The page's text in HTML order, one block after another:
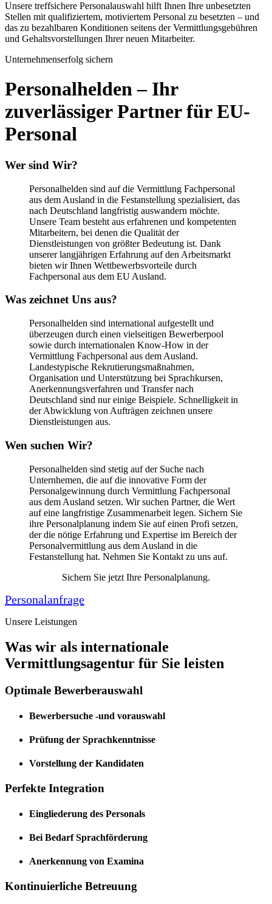
Unsere treffsichere Personalauswahl hilft Ihnen Ihre unbesetzten
Stellen mit qualifiziertem, motiviertem Personal zu besetzten – und
das zu bezahlbaren Konditionen seitens der Vermittlungsgebühren
und Gehaltsvorstellungen Ihrer neuen Mitarbeiter.
Unternehmenserfolg sichern
Personalhelden – Ihr
zuverlässiger Partner für EU-
Personal
Wer sind Wir?
Personalhelden sind auf die Vermittlung Fachpersonal
aus dem Ausland in die Festanstellung spezialisiert, das
nach Deutschland langfristig auswandern möchte.
Unsere Team besteht aus erfahrenen und kompetenten
Mitarbeitern, bei denen die Qualität der
Dienstleistungen von größter Bedeutung ist. Dank
unserer langjährigen Erfahrung auf den Arbeitsmarkt
bieten wir Ihnen Wettbewerbsvorteile durch
Fachpersonal aus dem EU Ausland.
Was zeichnet Uns aus?
Personalhelden sind international aufgestellt und
überzeugen durch einen vielseitigen Bewerberpool
sowie durch internationalen Know-How in der
Vermittlung Fachpersonal aus dem Ausland.
Landestypische Rekrutierungsmaßnahmen,
Organisation und Unterstützung bei Sprachkursen,
Anerkennungsverfahren und Transfer nach
Deutschland sind nur einige Beispiele. Schnelligkeit in
der Abwicklung von Aufträgen zeichnen unsere
Dienstleistungen aus.
Wen suchen Wir?
Personalhelden sind stetig auf der Suche nach
Unternhemen, die auf die innovative Form der
Personalgewinnung durch Vermittlung Fachpersonal
aus dem Ausland setzen. Wir suchen Partner, die Wert
auf eine langfristige Zusammenarbeit legen. Sichern Sie
ihre Personalplanung indem Sie auf einen Profi setzen,
der die nötige Erfahrung und Expertise im Bereich der
Personalvermittlung aus dem Ausland in die
Festanstellung hat. Nehmen Sie Kontakt zu uns auf.
Sichern Sie jetzt Ihre Personalplanung.
Personalanfrage
Unsere Leistungen
Was wir als internationale
Vermittlungsagentur für Sie leisten
Optimale Bewerberauswahl
Bewerbersuche -und vorauswahl
Prüfung der Sprachkenntnisse
Vorstellung der Kandidaten
Perfekte Integration
Eingliederung des Personals
Bei Bedarf Sprachförderung
Anerkennung von Examina
Kontinuierliche Betreuung